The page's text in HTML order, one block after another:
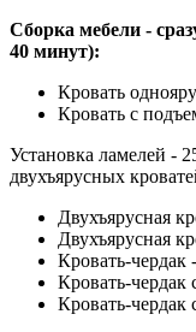
Сборка мебели -
40 минут):
Кровать
Кровать с
Установка ламелей -
двухъярусных
Двухъярусная
Двухъярусная
Кровать-чердак
Кровать-чердак
Кровать-чердак